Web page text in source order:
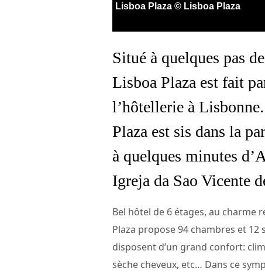
Lisboa Plaza © Lisboa Plaza
Situé à quelques pas
Lisboa Plaza est fait
l’hôtellerie à
Plaza est sis dans la
à quelques minutes
Igreja da Sao Vicente
Bel hôtel de 6 étages, au charme
Plaza propose 94 chambres et
disposent d’un grand confort:
sèche cheveux, etc… Dans ce